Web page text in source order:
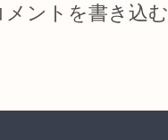
メントを書き込む